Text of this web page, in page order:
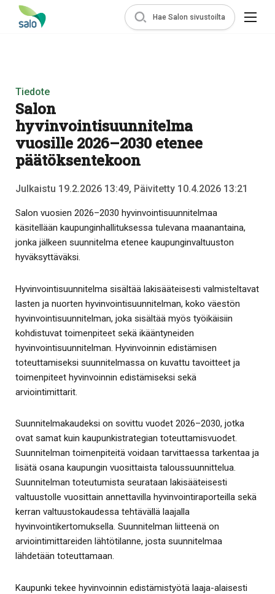
Hae Salon sivustoilta
Tiedote
Salon
hyvinvointisuunnitelma
vuosille 2026–2030 etenee
päätöksentekoon
Julkaistu 19.2.2026 13:49, Päivitetty 10.4.2026 13:21
Salon vuosien 2026–2030 hyvinvointisuunnitelmaa
käsitellään kaupunginhallituksessa tulevana maanantaina,
jonka jälkeen suunnitelma etenee kaupunginvaltuuston
hyväksyttäväksi.
Hyvinvointisuunnitelma sisältää lakisääteisesti valmisteltavat
lasten ja nuorten hyvinvointisuunnitelman, koko väestön
hyvinvointisuunnitelman, joka sisältää myös työikäisiin
kohdistuvat toimenpiteet sekä ikääntyneiden
hyvinvointisuunnitelman. Hyvinvoinnin edistämisen
toteuttamiseksi suunnitelmassa on kuvattu tavoitteet ja
toimenpiteet hyvinvoinnin edistämiseksi sekä
arviointimittarit.
Suunnitelmakaudeksi on sovittu vuodet 2026–2030, jotka
ovat samat kuin kaupunkistrategian toteuttamisvuodet.
Suunnitelman toimenpiteitä voidaan tarvittaessa tarkentaa ja
lisätä osana kaupungin vuosittaista taloussuunnittelua.
Suunnitelman toteutumista seurataan lakisääteisesti
valtuustolle vuosittain annettavilla hyvinvointiraporteilla sekä
kerran valtuustokaudessa tehtävällä laajalla
hyvinvointikertomuksella. Suunnitelman liitteenä on
arviointimittareiden lähtötilanne, josta suunnitelmaa
lähdetään toteuttamaan.
Kaupunki tekee hyvinvoinnin edistämistyötä laaja-alaisesti